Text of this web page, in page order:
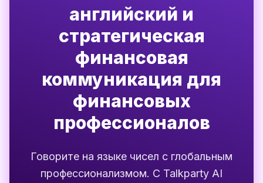
английский и
стратегическая
финансовая
коммуникация для
финансовых
профессионалов
Говорите на языке чисел с глобальным
профессионализмом. С Talkparty AI